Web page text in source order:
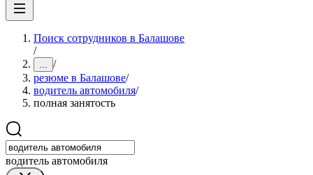
Поиск сотрудников в Балашове
/
... /
резюме в Балашове/
водитель автомобиля/
полная занятость
водитель автомобиля